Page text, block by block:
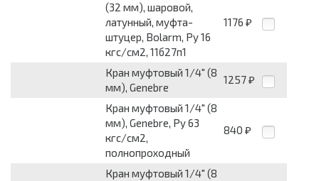
(32 мм), шаровой,
латунный, муфта-
штуцер, Bolarm, Py 16
кгс/см2, 11б27п1
1176 ₽
Кран муфтовый 1/4" (8
мм), Genebre
1257 ₽
Кран муфтовый 1/4" (8
мм), Genebre, Py 63
кгс/см2,
полнопроходный
840 ₽
Кран муфтовый 1/4" (8